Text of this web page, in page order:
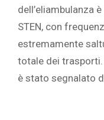
dell’eliambulanza
STEN, con
estremamente
totale dei
è stato segnalato